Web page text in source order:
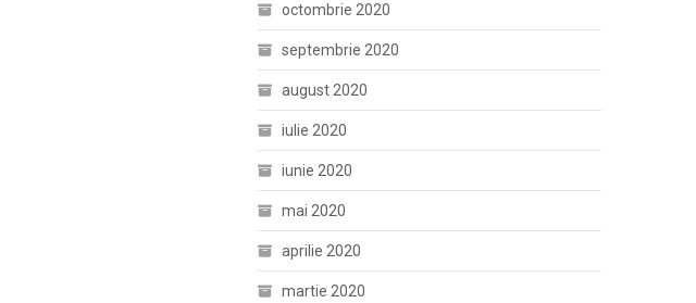
octombrie 2020
septembrie 2020
august 2020
iulie 2020
iunie 2020
mai 2020
aprilie 2020
martie 2020